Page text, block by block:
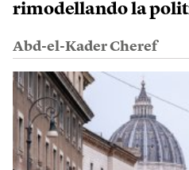
rimodellando la
Abd-el-Kader Cheref